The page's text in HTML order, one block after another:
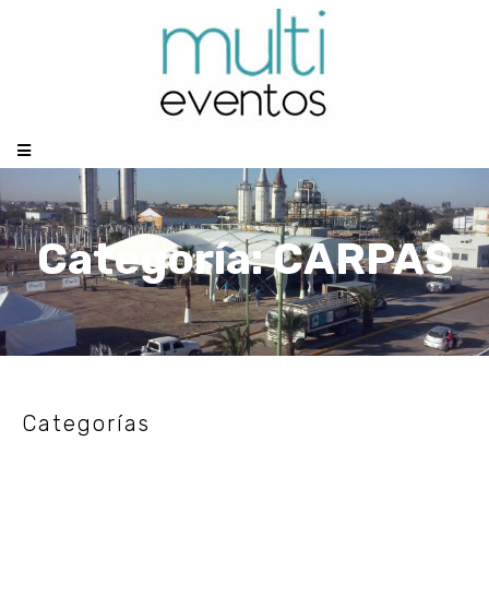
Categoría: CARPAS
Categorías